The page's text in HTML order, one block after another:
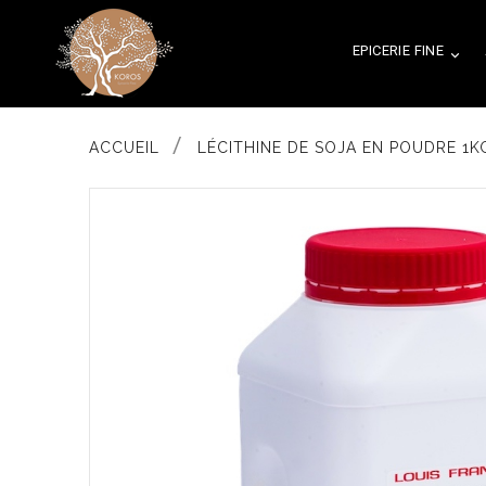

EPICERIE FINE
ACCUEIL LÉCITHINE DE SOJA EN POUDRE